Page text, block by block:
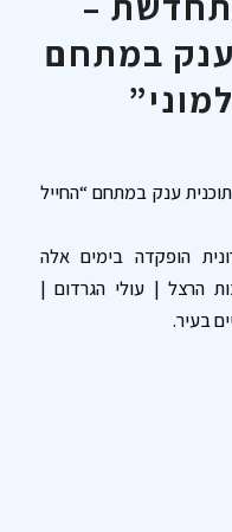
ענק במתחם
ענק במתחם “החייל
הופקדה בימים אלה
הרצל | עולי הגרדום |
בעיר.